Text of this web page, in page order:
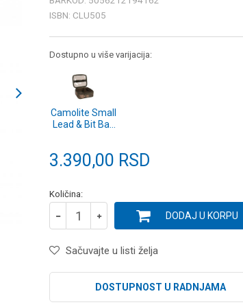
ISBN: CLU505
Dostupno u više varijacija:
Camolite Small
Lead & Bit Bag
3.390,00 RSD
Količina:
DODAJ U KORPU
Sačuvajte u listi želja
DOSTUPNOST U RADNJAMA